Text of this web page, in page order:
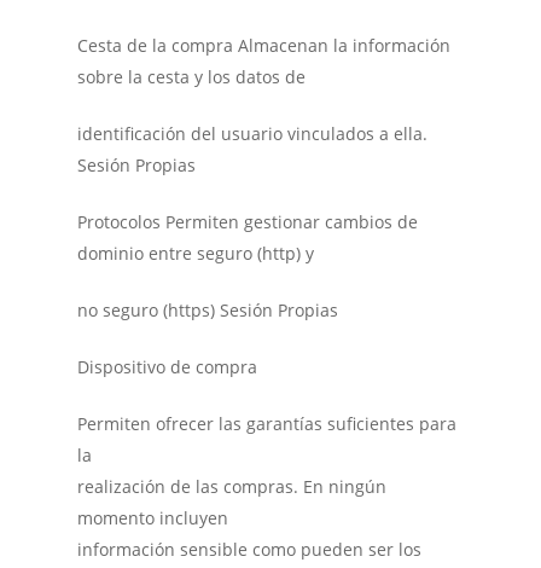
Cesta de la compra Almacenan la información
sobre la cesta y los datos de
identificación del usuario vinculados a ella.
Sesión Propias
Protocolos Permiten gestionar cambios de
dominio entre seguro (http) y
no seguro (https) Sesión Propias
Dispositivo de compra
Permiten ofrecer las garantías suficientes para
la
realización de las compras. En ningún
momento incluyen
información sensible como pueden ser los